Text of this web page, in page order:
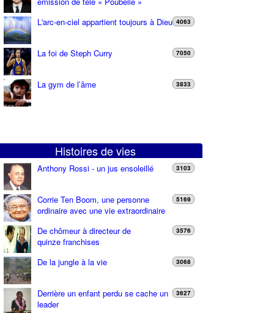
L'arc-en-ciel appartient toujours à Dieu 4063
La foi de Steph Curry 7050
La gym de l’âme 3833
Histoires de vies
Anthony Rossi - un jus ensoleillé 3103
Corrie Ten Boom, une personne
ordinaire avec une vie extraordinaire
5169
De chômeur à directeur de
quinze franchises
3576
De la jungle à la vie 3068
Derrière un enfant perdu se cache un
leader
3627